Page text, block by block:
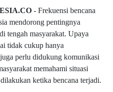
- Frekuensi bencana
mendorong pentingnya
tengah masyarakat. Upaya
tidak cukup hanya
perlu didukung komunikasi
memahami situasi
ketika bencana terjadi.